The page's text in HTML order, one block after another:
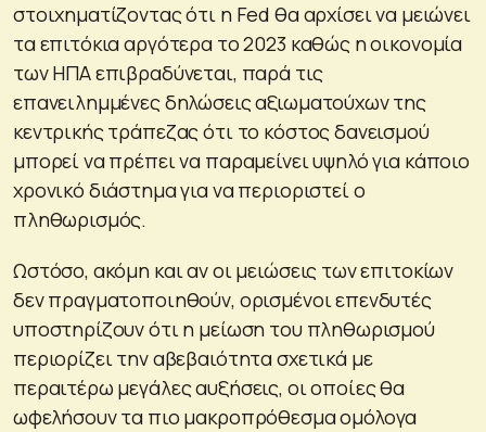
στοιχηματίζοντας ότι η Fed θα αρχίσει να μειώνει
τα επιτόκια αργότερα το 2023 καθώς η οικονομία
των ΗΠΑ επιβραδύνεται, παρά τις
επανειλημμένες δηλώσεις αξιωματούχων της
κεντρικής τράπεζας ότι το κόστος δανεισμού
μπορεί να πρέπει να παραμείνει υψηλό για κάποιο
χρονικό διάστημα για να περιοριστεί ο
πληθωρισμός.
Ωστόσο, ακόμη και αν οι μειώσεις των επιτοκίων
δεν πραγματοποιηθούν, ορισμένοι επενδυτές
υποστηρίζουν ότι η μείωση του πληθωρισμού
περιορίζει την αβεβαιότητα σχετικά με
περαιτέρω μεγάλες αυξήσεις, οι οποίες θα
ωφελήσουν τα πιο μακροπρόθεσμα ομόλογα